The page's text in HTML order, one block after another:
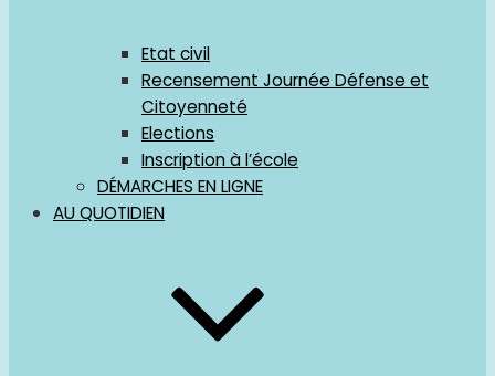
Etat civil
Recensement Journée Défense et
Citoyenneté
Elections
Inscription à l’école
DÉMARCHES EN LIGNE
AU QUOTIDIEN